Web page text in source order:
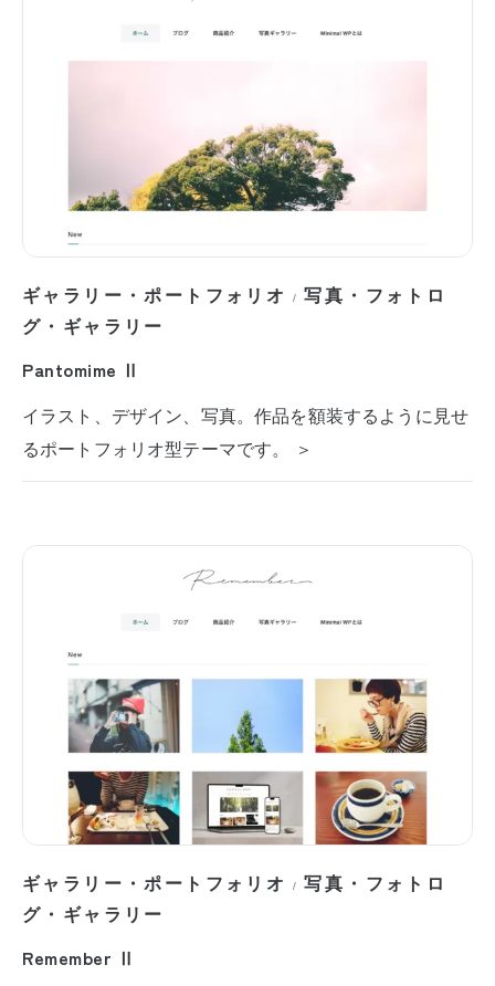
ギャラリー・ポートフォリオ /写真・フォトロ
グ・ギャラリー
Pantomime Ⅱ
イラスト、デザイン、写真。作品を額装するように見せ
るポートフォリオ型テーマです。 ＞
ギャラリー・ポートフォリオ /写真・フォトロ
グ・ギャラリー
Remember Ⅱ